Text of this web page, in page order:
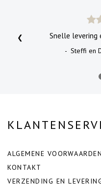
Snelle levering
- Steffi en
❮
ALGEMENE VOORWAARDEN
KONTAKT
VERZENDING EN